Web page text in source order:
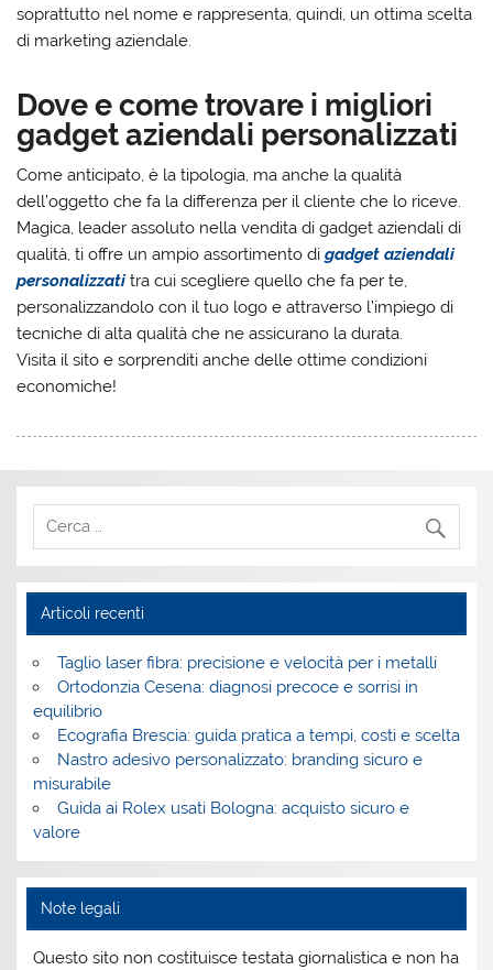
soprattutto nel nome e rappresenta, quindi, un ottima scelta
di marketing aziendale.
Dove e come trovare i migliori
gadget aziendali personalizzati
Come anticipato, è la tipologia, ma anche la qualità
dell’oggetto che fa la differenza per il cliente che lo riceve.
Magica, leader assoluto nella vendita di gadget aziendali di
qualità, ti offre un ampio assortimento digadget aziendali
personalizzati tra cui scegliere quello che fa per te,
personalizzandolo con il tuo logo e attraverso l’impiego di
tecniche di alta qualità che ne assicurano la durata.
Visita il sito e sorprenditi anche delle ottime condizioni
economiche!
Articoli recenti
Taglio laser fibra: precisione e velocità per i metalli
Ortodonzia Cesena: diagnosi precoce e sorrisi in
equilibrio
Ecografia Brescia: guida pratica a tempi, costi e scelta
Nastro adesivo personalizzato: branding sicuro e
misurabile
Guida ai Rolex usati Bologna: acquisto sicuro e
valore
Note legali
Questo sito non costituisce testata giornalistica e non ha